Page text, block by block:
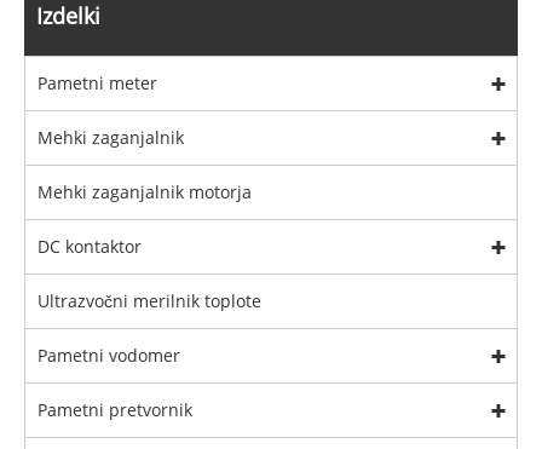
Izdelki
Pametni meter
Mehki zaganjalnik
Mehki zaganjalnik motorja
DC kontaktor
Ultrazvočni merilnik toplote
Pametni vodomer
Pametni pretvornik